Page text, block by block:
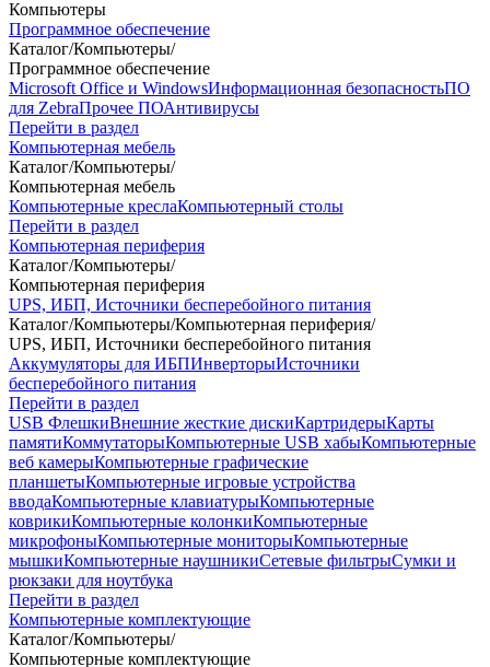
Компьютеры
Программное обеспечение
Каталог/Компьютеры/
Программное обеспечение
Microsoft Office и WindowsИнформационная безопасностьПО
для ZebraПрочее ПОАнтивирусы
Перейти в раздел
Компьютерная мебель
Каталог/Компьютеры/
Компьютерная мебель
Компьютерные креслаКомпьютерный столы
Перейти в раздел
Компьютерная периферия
Каталог/Компьютеры/
Компьютерная периферия
UPS, ИБП, Источники бесперебойного питания
Каталог/Компьютеры/Компьютерная периферия/
UPS, ИБП, Источники бесперебойного питания
Аккумуляторы для ИБПИнверторыИсточники
бесперебойного питания
Перейти в раздел
USB ФлешкиВнешние жесткие дискиКартридерыКарты
памятиКоммутаторыКомпьютерные USB хабыКомпьютерные
веб камерыКомпьютерные графические
планшетыКомпьютерные игровые устройства
вводаКомпьютерные клавиатурыКомпьютерные
коврикиКомпьютерные колонкиКомпьютерные
микрофоныКомпьютерные мониторыКомпьютерные
мышкиКомпьютерные наушникиСетевые фильтрыСумки и
рюкзаки для ноутбука
Перейти в раздел
Компьютерные комплектующие
Каталог/Компьютеры/
Компьютерные комплектующие